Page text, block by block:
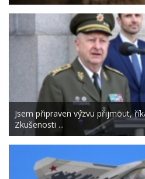
Jsem připraven výzvu přijmout,
Zkušenosti ...